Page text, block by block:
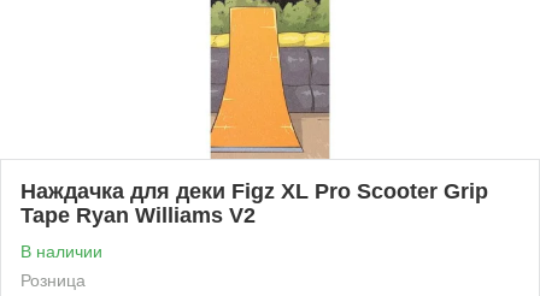
Наждачка для деки Figz XL Pro Scooter Grip
Tape Ryan Williams V2
В наличии
Розница